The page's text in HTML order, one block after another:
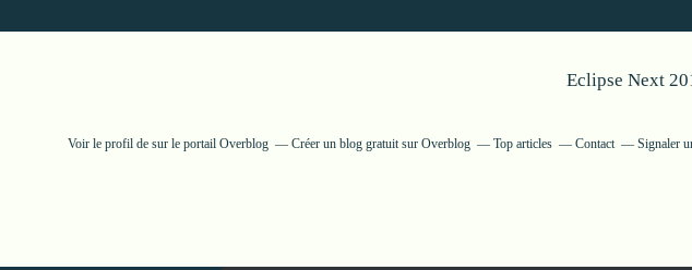
Eclipse Next
Voir le profil de sur le portail Overblog Créer un blog gratuit sur Overblog Top articles Contact Signaler